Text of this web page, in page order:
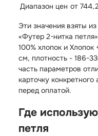
Диапазон цен от
Эти значения взяты
«Футер 2-нитка
100% хлопок и
см, плотность - 186-
часть параметров
карточку
перед оплатой.
Где
петля